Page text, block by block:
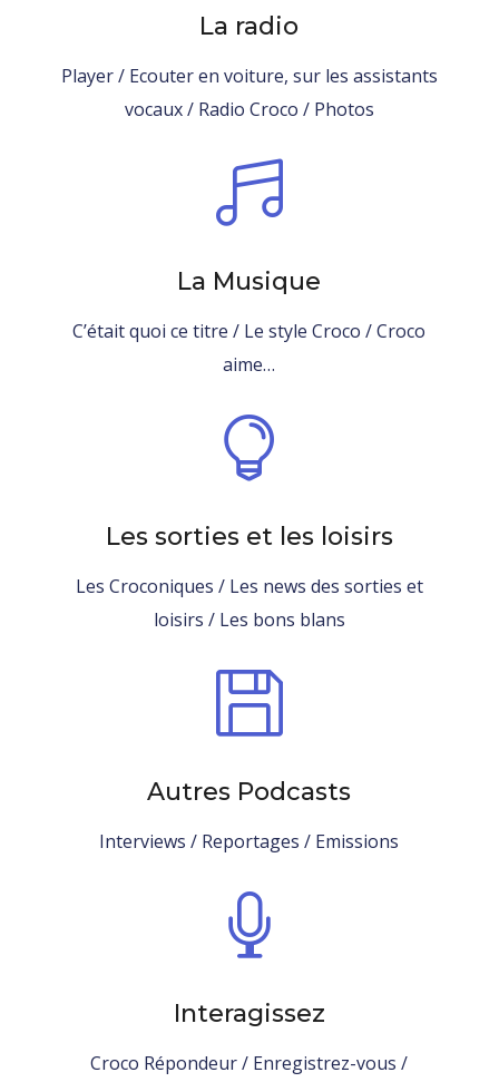
La radio
Player/ Ecouter en voiture, sur les assistants
vocaux/ Radio Croco / Photos

La Musique
C’était quoi ce titre / Le style Croco / Croco
aime…

Les sorties et les loisirs
Les Croconiques / Les news des sorties et
loisirs / Les bons blans

Autres Podcasts
Interviews / Reportages / Emissions

Interagissez
Croco Répondeur / Enregistrez-vous /